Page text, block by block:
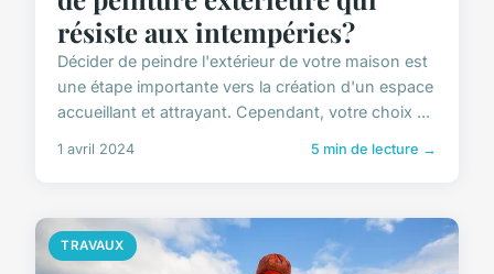
résiste aux intempéries?
Décider de peindre l'extérieur de votre maison est
une étape importante vers la création d'un espace
accueillant et attrayant. Cependant, votre choix ...
1 avril 2024 5 min de lecture →
TRAVAUX